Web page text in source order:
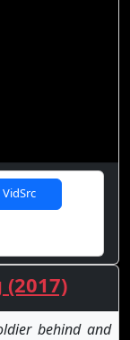
VidSrc
behind and